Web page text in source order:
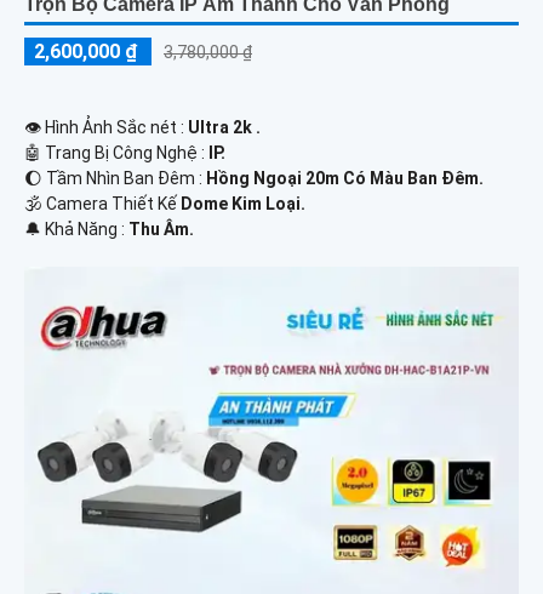
Trọn Bộ Camera IP Âm Thanh Cho Văn Phòng
2,600,000 ₫ 3,780,000 ₫
👁 Hình Ảnh Sắc nét : Ultra 2k .
🤖️ Trang Bị Công Nghệ :
IP.
🌔 Tầm Nhìn Ban Đêm : Hồng Ngoại 20m Có Màu Ban Đêm.
🕉️ Camera Thiết Kế Dome Kim Loại.
️🔔 Khả Năng : Thu Âm.